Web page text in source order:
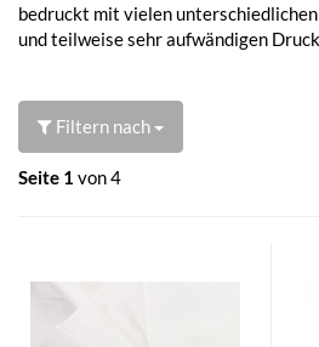
bedruckt mit vielen
und teilweise sehr aufwändigen
Filtern nach
Seite 1 von 4